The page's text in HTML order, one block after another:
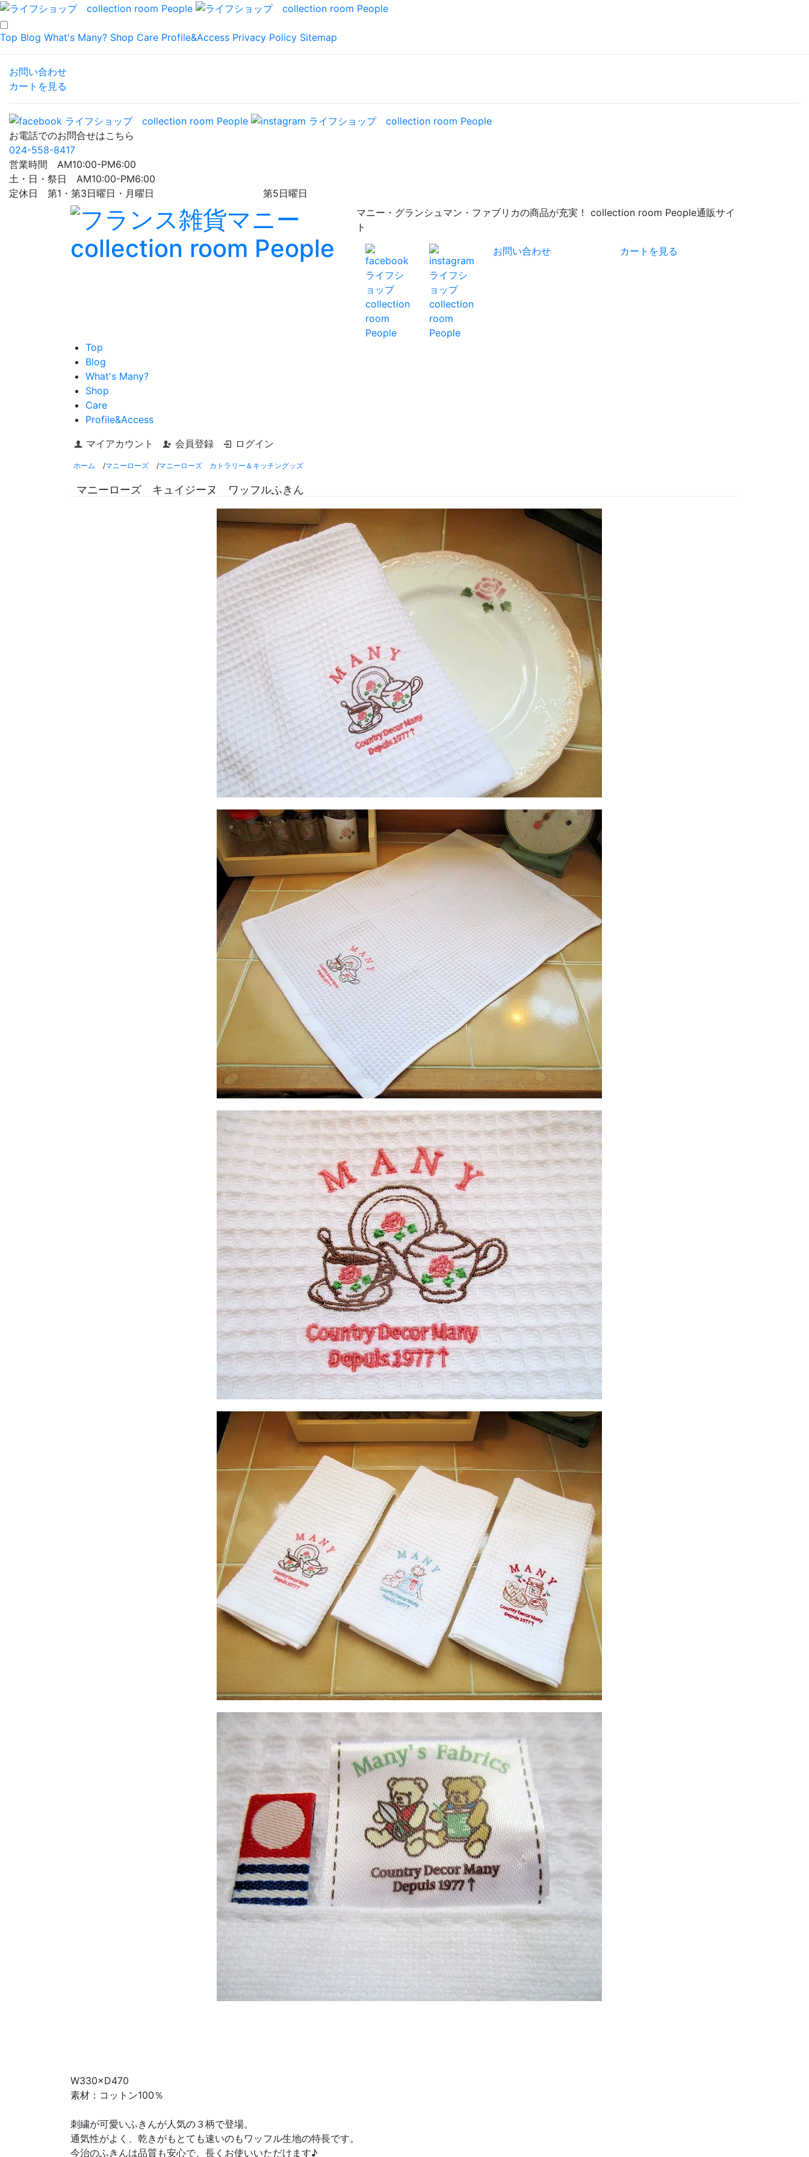
Top Blog What's Many? Shop Care Profile&Access Privacy Policy Sitemap
お問い合わせ
カートを見る
お電話でのお問合せはこちら
024-558-8417
営業時間 AM10:00-PM6:00
土・日・祭日 AM10:00-PM6:00
定休日 第1・第3日曜日・月曜日 第5日曜日
マニー・グランシュマン・ファブリカの商品が充実！ collection room People通販サイ
ト
お問い合わせ
カートを見る
Top
Blog
What's Many?
Shop
Care
Profile&Access
マイアカウント
会員登録 ログイン
ホーム /マニーローズ /マニーローズ カトラリー＆キッチングッズ
マニーローズ キュイジーヌ ワッフルふきん
W330×D470
素材：コットン100％
刺繍が可愛いふきんが人気の３柄で登場。
通気性がよく、乾きがもとても速いのもワッフル生地の特長です。
今治のふきんは品質も安心で、長くお使いいただけます♪